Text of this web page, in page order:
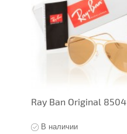
Ray Ban Original 8504
В наличии